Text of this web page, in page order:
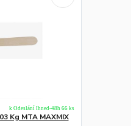
Kg MTA MAXMIX
k Odeslání Ihned-48h 66 ks